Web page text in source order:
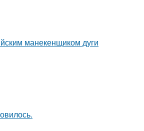
манекенщиком дуги